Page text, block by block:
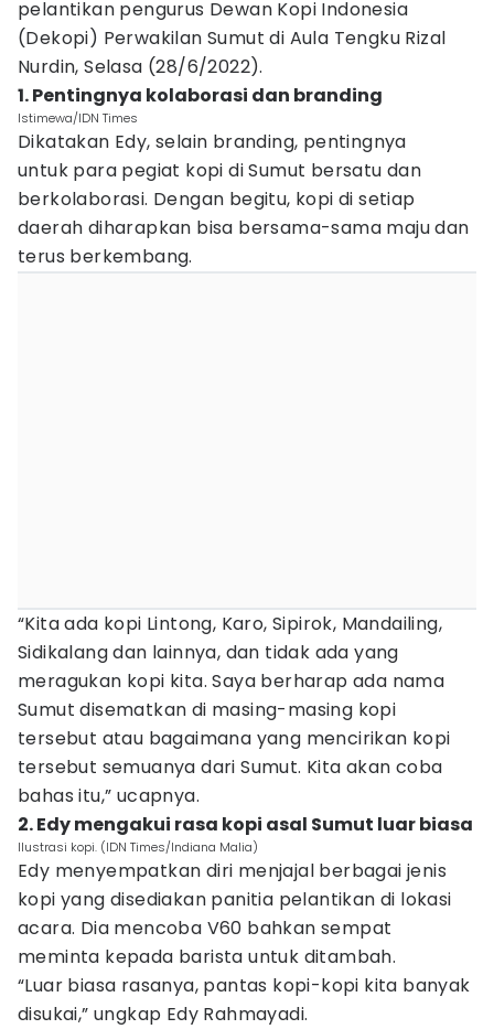
pelantikan pengurus Dewan Kopi Indonesia
(Dekopi) Perwakilan Sumut di Aula Tengku Rizal
Nurdin, Selasa (28/6/2022).
1. Pentingnya kolaborasi dan branding
Istimewa/IDN Times
Dikatakan Edy, selain branding, pentingnya
untuk para pegiat kopi di Sumut bersatu dan
berkolaborasi. Dengan begitu, kopi di setiap
daerah diharapkan bisa bersama-sama maju dan
terus berkembang.
“Kita ada kopi Lintong, Karo, Sipirok, Mandailing,
Sidikalang dan lainnya, dan tidak ada yang
meragukan kopi kita. Saya berharap ada nama
Sumut disematkan di masing-masing kopi
tersebut atau bagaimana yang mencirikan kopi
tersebut semuanya dari Sumut. Kita akan coba
bahas itu,” ucapnya.
2. Edy mengakui rasa kopi asal Sumut luar biasa
Ilustrasi kopi. (IDN Times/Indiana Malia)
Edy menyempatkan diri menjajal berbagai jenis
kopi yang disediakan panitia pelantikan di lokasi
acara. Dia mencoba V60 bahkan sempat
meminta kepada barista untuk ditambah.
“Luar biasa rasanya, pantas kopi-kopi kita banyak
disukai,” ungkap Edy Rahmayadi.